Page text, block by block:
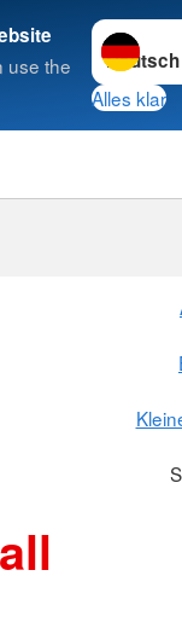
use the
Sprache
Alles klar